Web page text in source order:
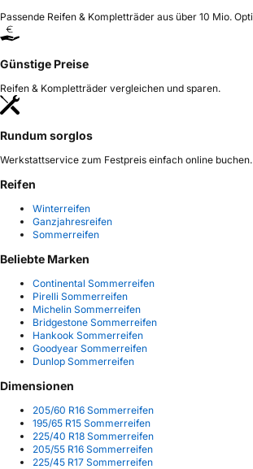
Passende Reifen & Kompletträder aus über 10 Mio.
Günstige Preise
Reifen & Kompletträder vergleichen und sparen.
Rundum sorglos
Werkstattservice zum Festpreis einfach online buchen.
Reifen
Winterreifen
Ganzjahresreifen
Sommerreifen
Beliebte Marken
Continental Sommerreifen
Pirelli Sommerreifen
Michelin Sommerreifen
Bridgestone Sommerreifen
Hankook Sommerreifen
Goodyear Sommerreifen
Dunlop Sommerreifen
Dimensionen
205/60 R16 Sommerreifen
195/65 R15 Sommerreifen
225/40 R18 Sommerreifen
205/55 R16 Sommerreifen
225/45 R17 Sommerreifen